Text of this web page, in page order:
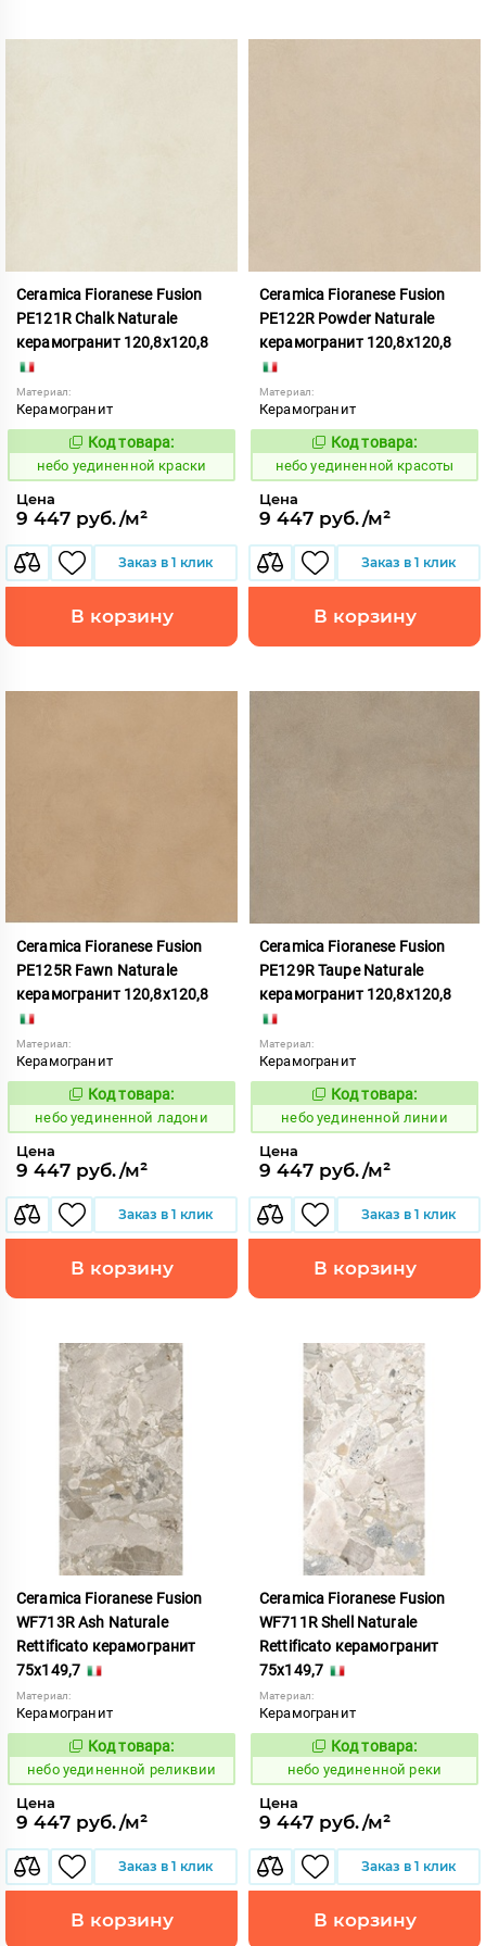
Ceramica Fioranese Fusion
PE121R Chalk Naturale
керамогранит 120,8x120,8
Материал:
Керамогранит
1122914
Код товара:
небо уединенной краски
Цена
9 447 руб./м²
Заказ в 1 клик
В корзину
Ceramica Fioranese Fusion
PE122R Powder Naturale
керамогранит 120,8x120,8
Материал:
Керамогранит
1122915
Код товара:
небо уединенной красоты
Цена
9 447 руб./м²
Заказ в 1 клик
В корзину
Ceramica Fioranese Fusion
PE125R Fawn Naturale
керамогранит 120,8x120,8
Материал:
Керамогранит
1122917
Код товара:
небо уединенной ладони
Цена
9 447 руб./м²
Заказ в 1 клик
В корзину
Ceramica Fioranese Fusion
PE129R Taupe Naturale
керамогранит 120,8x120,8
Материал:
Керамогранит
1122919
Код товара:
небо уединенной линии
Цена
9 447 руб./м²
Заказ в 1 клик
В корзину
Ceramica Fioranese Fusion
WF713R Ash Naturale
Rettificato керамогранит
75x149,7
Материал:
Керамогранит
1122955
Код товара:
небо уединенной реликвии
Цена
9 447 руб./м²
Заказ в 1 клик
В корзину
Ceramica Fioranese Fusion
WF711R Shell Naturale
Rettificato керамогранит
75x149,7
Материал:
Керамогранит
1122954
Код товара:
небо уединенной реки
Цена
9 447 руб./м²
Заказ в 1 клик
В корзину